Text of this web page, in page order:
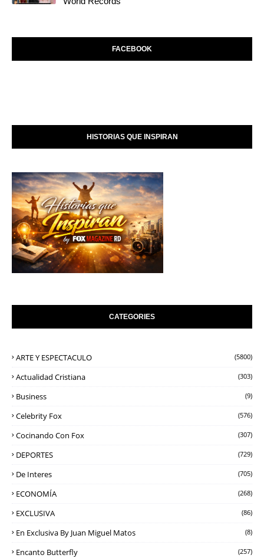
FACEBOOK
HISTORIAS QUE INSPIRAN
CATEGORIES
ARTE Y ESPECTACULO (5800)
Actualidad Cristiana (303)
Business (9)
Celebrity Fox (576)
Cocinando Con Fox (307)
DEPORTES (729)
De Interes (705)
ECONOMÍA (268)
EXCLUSIVA (86)
En Exclusiva By Juan Miguel Matos (8)
Encanto Butterfly (257)